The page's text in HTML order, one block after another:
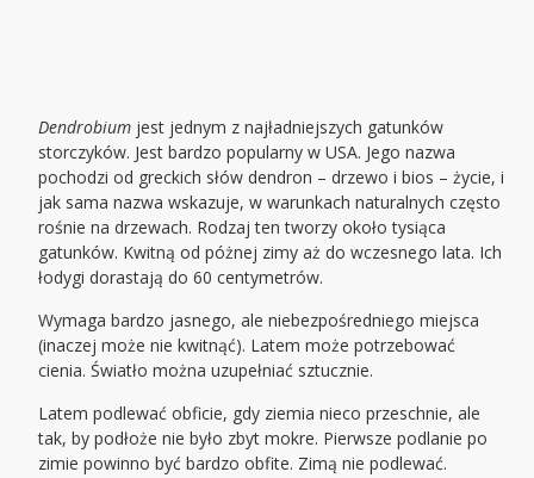
Dendrobium jest jednym z najładniejszych gatunków
storczyków. Jest bardzo popularny w USA. Jego nazwa
pochodzi od greckich słów dendron – drzewo i bios – życie, i
jak sama nazwa wskazuje, w warunkach naturalnych często
rośnie na drzewach. Rodzaj ten tworzy około tysiąca
gatunków. Kwitną od póżnej zimy aż do wczesnego lata. Ich
łodygi dorastają do 60 centymetrów.
Wymaga bardzo jasnego, ale niebezpośredniego miejsca
(inaczej może nie kwitnąć). Latem może potrzebować
cienia. Światło można uzupełniać sztucznie.
Latem podlewać obficie, gdy ziemia nieco przeschnie, ale
tak, by podłoże nie było zbyt mokre. Pierwsze podlanie po
zimie powinno być bardzo obfite. Zimą nie podlewać.